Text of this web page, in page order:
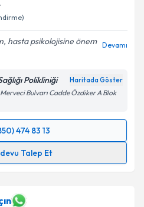
hasta psikolojisine önem Devamı
Polikliniği Haritada Göster
Bulvarı Cadde Özdiker A Blok
474 83 13
Talep Et
e-posta ile bilgilendireceğiz.